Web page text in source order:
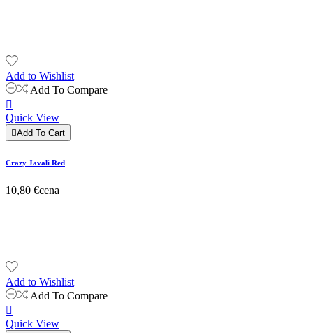
Add to Wishlist
Add To Compare

Quick View
Add To Cart
Crazy Javali Red
10,80 €cena
Add to Wishlist
Add To Compare

Quick View